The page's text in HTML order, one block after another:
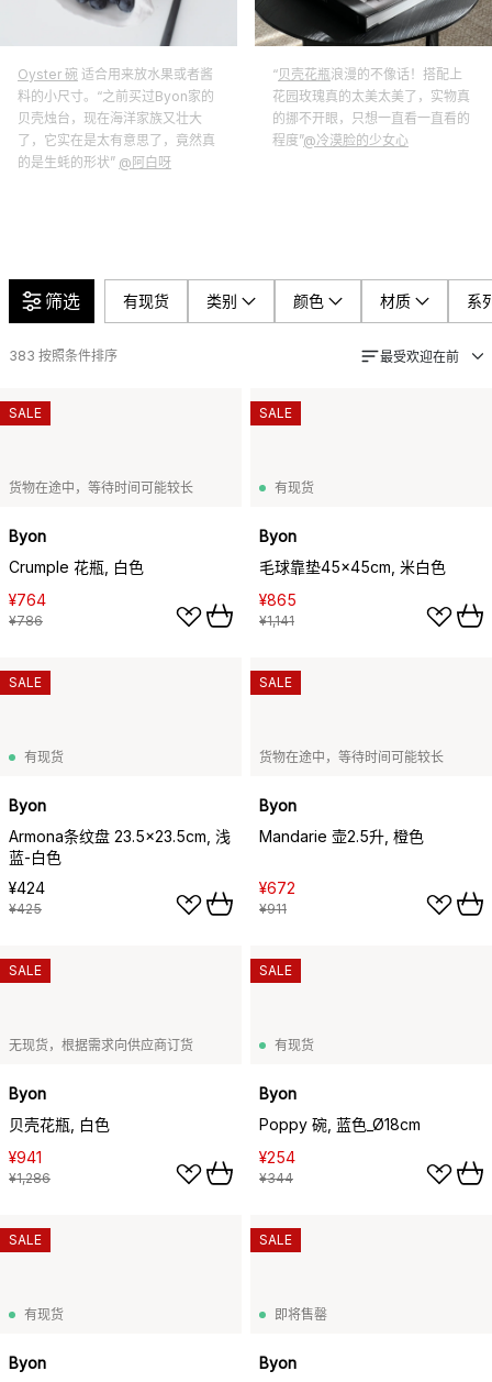
Oyster 碗 适合用来放水果或者酱
料的小尺寸。“之前买过Byon家的
贝壳烛台，现在海洋家族又壮大
了，它实在是太有意思了，竟然真
的是生蚝的形状” @阿白呀
“贝壳花瓶浪漫的不像话！搭配上
花园玫瑰真的太美太美了，实物真
的挪不开眼，只想一直看一直看的
程度”@冷漠脸的少女心
筛选 有现货 类别 颜色 材质 系
383 按照条件排序 最受欢迎在前
货物在途中，等待时间可能较长
Byon
Crumple 花瓶, 白色
¥764
¥786
SALE
有现货
Byon
毛球靠垫45x45cm, 米白色
¥865
¥1,141
SALE
有现货
Byon
Armona条纹盘 23.5x23.5cm, 浅
蓝-白色
¥424
¥425
SALE
货物在途中，等待时间可能较长
Byon
Mandarie 壶2.5升, 橙色
¥672
¥911
SALE
无现货，根据需求向供应商订货
Byon
贝壳花瓶, 白色
¥941
¥1,286
SALE
有现货
Byon
Poppy 碗, 蓝色_Ø18cm
¥254
¥344
SALE
有现货
Byon
SALE
即将售罄
Byon
SALE